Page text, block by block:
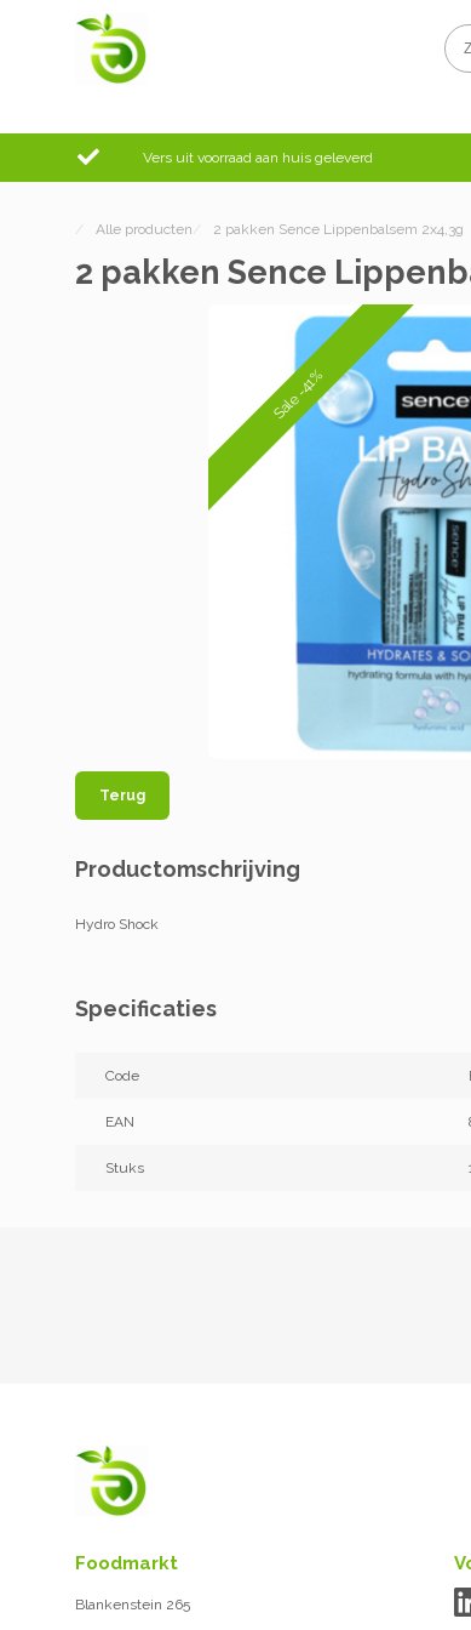
Vers uit voorraad aan huis geleverd
/ Alle producten / 2 pakken Sence Lippenbalsem 2x4,3g
2 pakken Sence
Sale -41%
Terug
Productomschrijving
Hydro Shock
Specificaties
Code
EAN
Stuks
Foodmarkt
Blankenstein 265